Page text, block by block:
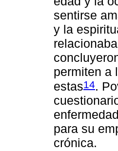
sentirse
y la
permiten a
estas14.
para su
crónica.